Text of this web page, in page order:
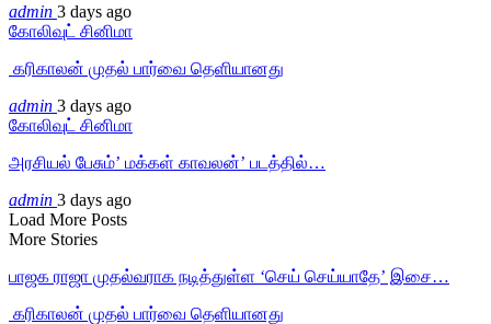
admin 3 days ago
கோலிவுட் சினிமா
‎ கரிகாலன் முதல் பார்வை தெளியானது
admin 3 days ago
கோலிவுட் சினிமா
அரசியல் பேசும்’ மக்கள் காவலன்’ படத்தில்…
admin 3 days ago
Load More Posts
More Stories
பாஜக ராஜா முதல்வராக நடித்துள்ள ‘செய் செய்யாதே’ இசை…
‎ கரிகாலன் முதல் பார்வை தெளியானது